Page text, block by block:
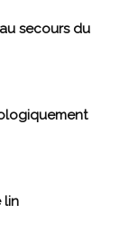
secours du
lin